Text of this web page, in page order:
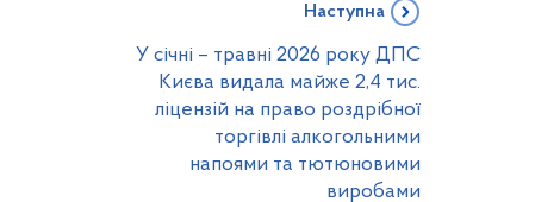
Наступна
У січні – травні 2026 року ДПС
Києва видала майже 2,4 тис.
ліцензій на право роздрібної
торгівлі алкогольними
напоями та тютюновими
виробами